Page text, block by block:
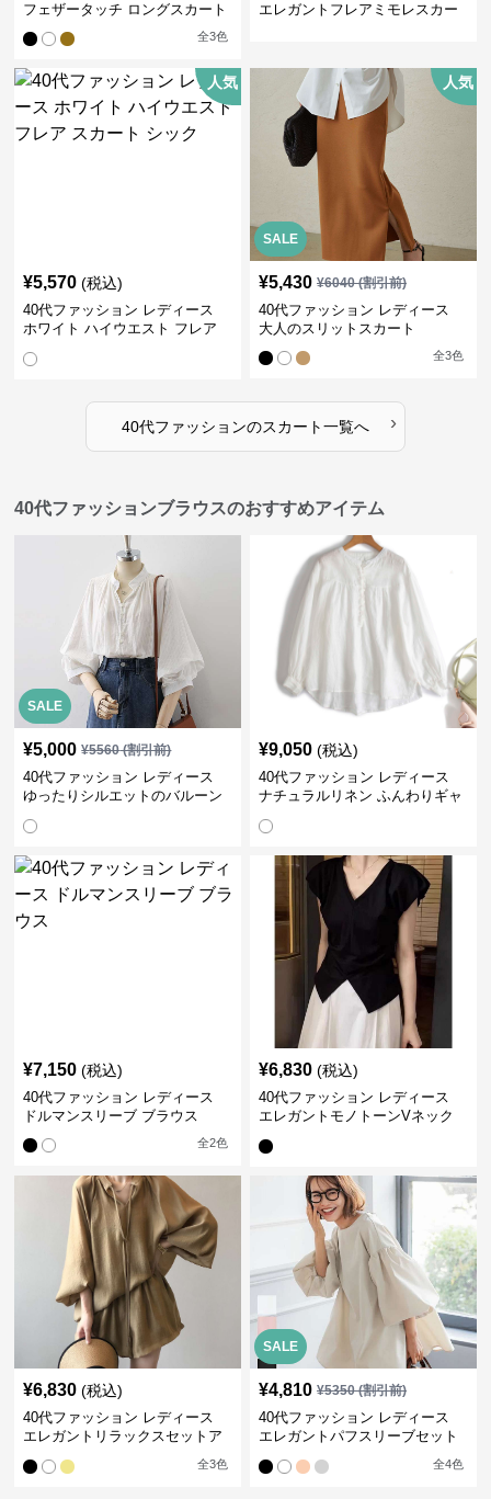
フェザータッチ ロングスカート
全3色
エレガントフレアミモレスカー
人気
¥5,570 (税込)
40代ファッション レディース
ホワイト ハイウエスト フレア
SALE
人気
¥5,430 ¥6040(割引前)
40代ファッション レディース
大人のスリットスカート
全3色
40代ファッションのスカート一覧へ ›
40代ファッションブラウスのおすすめアイテム
SALE
¥5,000 ¥5560(割引前)
40代ファッション レディース
ゆったりシルエットのバルーン
¥9,050 (税込)
40代ファッション レディース
ナチュラルリネン ふんわりギャ
¥7,150 (税込)
40代ファッション レディース
ドルマンスリーブ ブラウス
全2色
¥6,830 (税込)
40代ファッション レディース
エレガントモノトーンVネック
¥6,830 (税込)
40代ファッション レディース
エレガントリラックスセットア
全3色
SALE
¥4,810 ¥5350(割引前)
40代ファッション レディース
エレガントパフスリーブセット
全4色